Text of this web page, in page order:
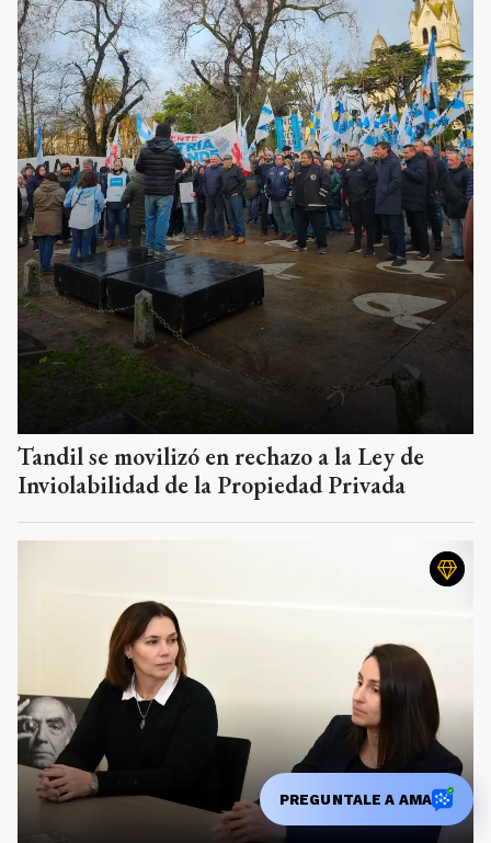
Tandil se movilizó en rechazo a la Ley de
Inviolabilidad de la Propiedad Privada
PREGUNTALE A AMA